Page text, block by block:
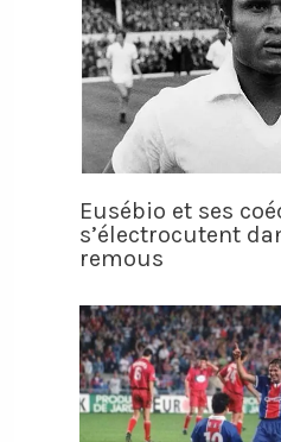
Eusébio et ses
s’électrocutent
remous